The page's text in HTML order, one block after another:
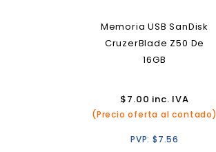
Memoria USB SanDisk
CruzerBlade Z50 De
16GB
$7.00 inc. IVA
(Precio oferta al contado)
PVP: $7.56